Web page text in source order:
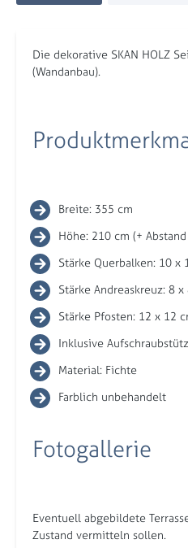
Die dekorative SKAN HOLZ
(Wandanbau).
Breite: 355 cm
Höhe: 210 cm (+
Stärke Querbalken: 10 x
Stärke Andreaskreuz: 8 x
Stärke Pfosten: 12 x 12
Inklusive
Material: Fichte
Farblich unbehandelt
Fotogallerie
Eventuell abgebildete
Zustand vermitteln sollen.